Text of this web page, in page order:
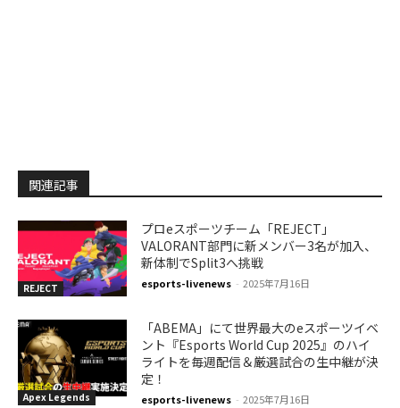
関連記事
REJECT
プロeスポーツチーム「REJECT」
VALORANT部門に新メンバー3名が加入、
新体制でSplit3へ挑戦
esports-livenews - 2025年7月16日
Apex Legends
「ABEMA」にて世界最大のeスポーツイベ
ント『Esports World Cup 2025』のハイ
ライトを毎週配信＆厳選試合の生中継が決
定！
esports-livenews - 2025年7月16日